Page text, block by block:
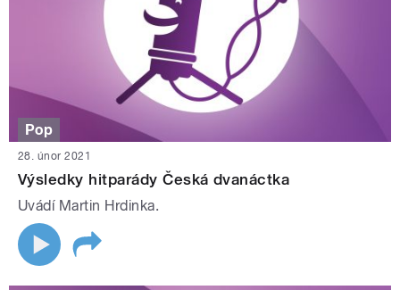
Pop
28. únor 2021
Výsledky hitparády Česká dvanáctka
Uvádí Martin Hrdinka.